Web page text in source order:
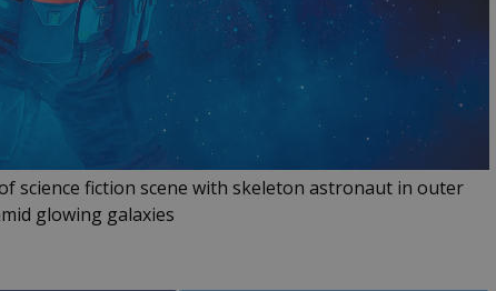
science fiction scene with skeleton astronaut in outer
glowing galaxies